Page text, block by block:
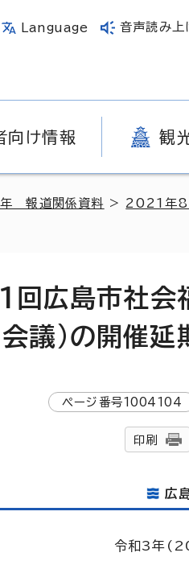
Language 音声読み上
向け情報 観
報道関係資料 > 2021年8
広島市社会
議)の開催延
ページ番号1004104
印刷
広
令和3年